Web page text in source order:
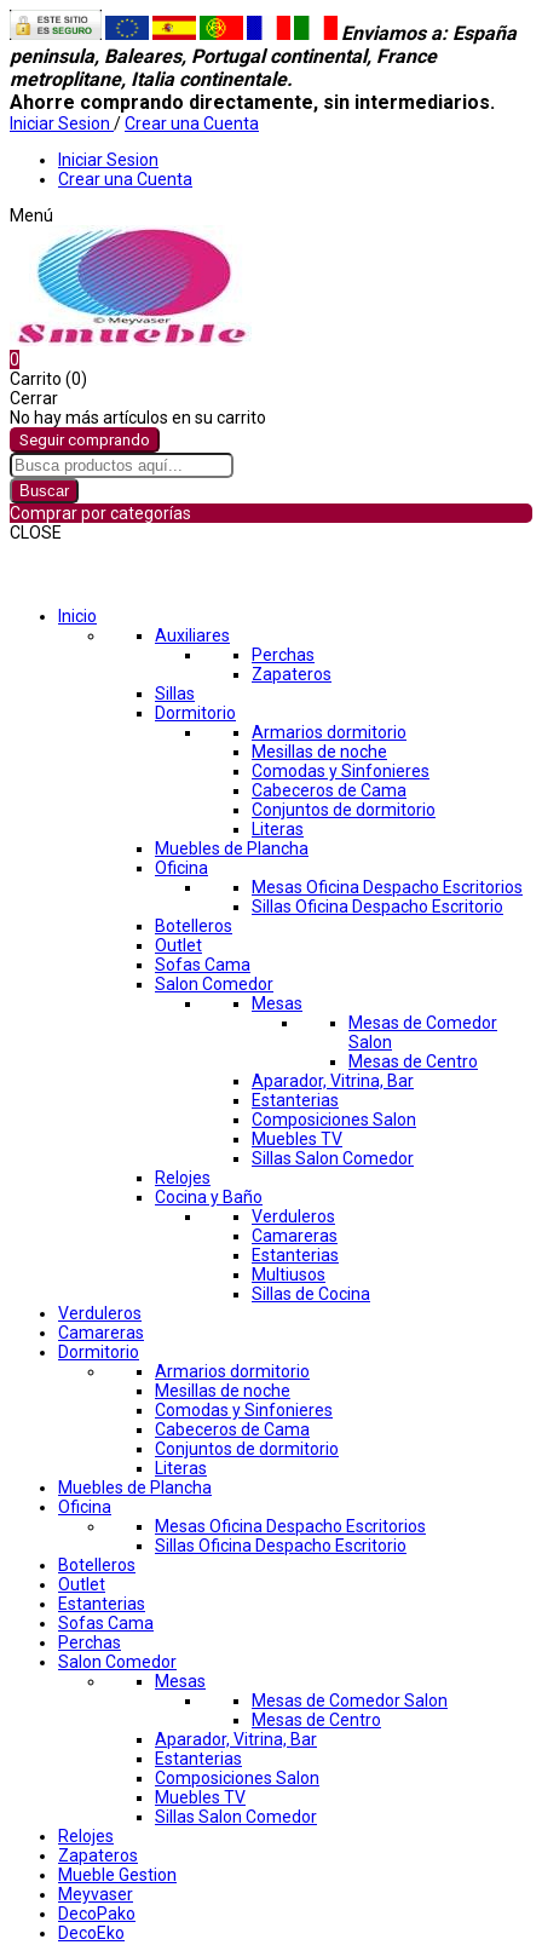
Enviamos a: España
peninsula, Baleares, Portugal continental, France
metroplitane, Italia continentale.
Ahorre comprando directamente, sin intermediarios.
Iniciar Sesion /Crear una Cuenta
Iniciar Sesion
Crear una Cuenta
Menú
0
Carrito (0)
Cerrar
No hay más artículos en su carrito
Seguir comprando
Buscar
Comprar por categorías
CLOSE
Inicio
Auxiliares
Perchas
Zapateros
Sillas
Dormitorio
Armarios dormitorio
Mesillas de noche
Comodas y Sinfonieres
Cabeceros de Cama
Conjuntos de dormitorio
Literas
Muebles de Plancha
Oficina
Mesas Oficina Despacho Escritorios
Sillas Oficina Despacho Escritorio
Botelleros
Outlet
Sofas Cama
Salon Comedor
Mesas
Mesas de Comedor
Salon
Mesas de Centro
Aparador, Vitrina, Bar
Estanterias
Composiciones Salon
Muebles TV
Sillas Salon Comedor
Relojes
Cocina y Baño
Verduleros
Camareras
Estanterias
Multiusos
Sillas de Cocina
Verduleros
Camareras
Dormitorio
Armarios dormitorio
Mesillas de noche
Comodas y Sinfonieres
Cabeceros de Cama
Conjuntos de dormitorio
Literas
Muebles de Plancha
Oficina
Mesas Oficina Despacho Escritorios
Sillas Oficina Despacho Escritorio
Botelleros
Outlet
Estanterias
Sofas Cama
Perchas
Salon Comedor
Mesas
Mesas de Comedor Salon
Mesas de Centro
Aparador, Vitrina, Bar
Estanterias
Composiciones Salon
Muebles TV
Sillas Salon Comedor
Relojes
Zapateros
Mueble Gestion
Meyvaser
DecoPako
DecoEko